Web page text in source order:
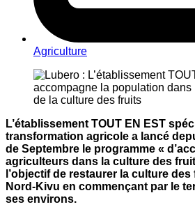
Agriculture
L’établissement TOUT EN EST
transformation agricole a lancé
de Septembre le programme «
agriculteurs dans la culture des
l’objectif de restaurer la culture
Nord-Kivu en commençant par le
ses environs.